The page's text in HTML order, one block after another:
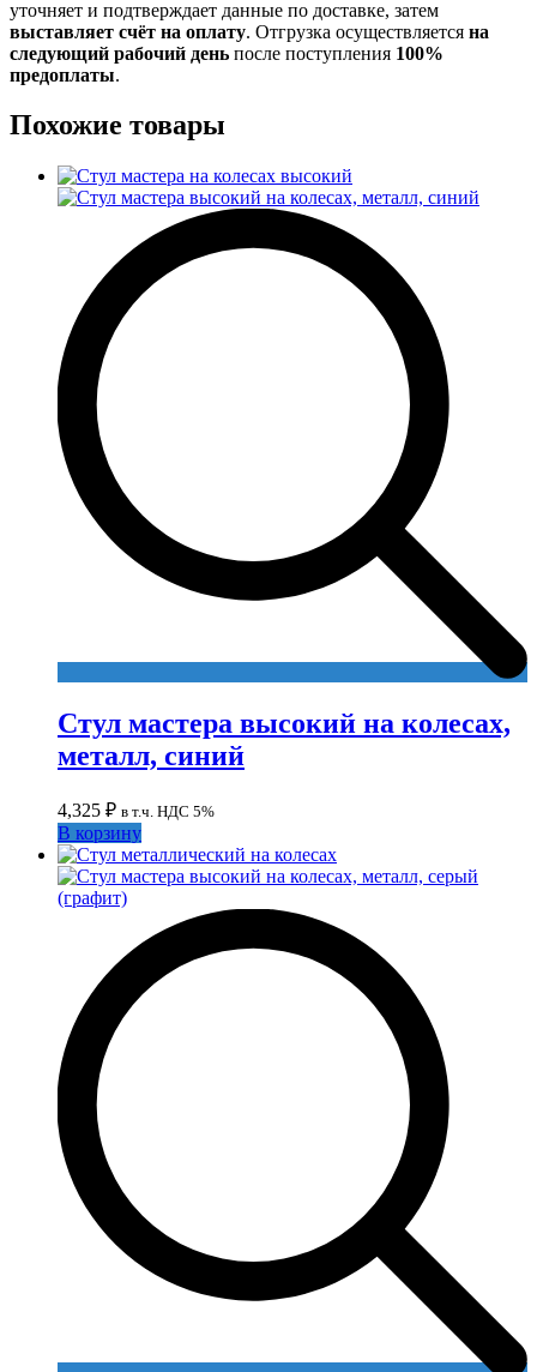
уточняет и подтверждает данные по доставке, затем
выставляет счёт на оплату. Отгрузка осуществляется на
следующий рабочий день после поступления 100%
предоплаты.
Похожие товары
Стул мастера высокий на колесах,
металл, синий
4,325 ₽ в т.ч. НДС 5%
В корзину